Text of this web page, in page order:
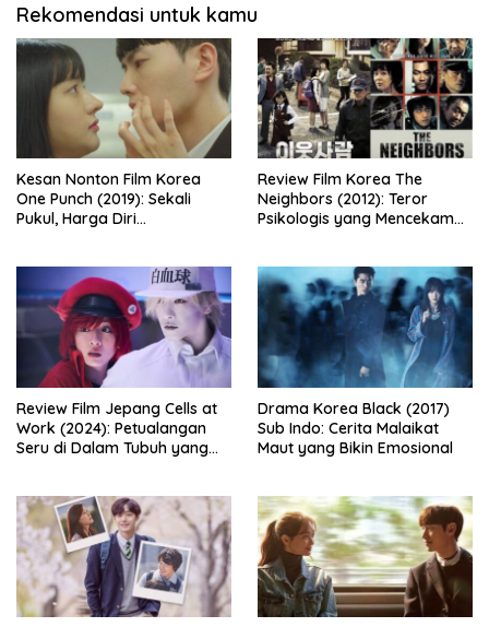
Rekomendasi untuk kamu
Kesan Nonton Film Korea
One Punch (2019): Sekali
Pukul, Harga Diri
Review Film Korea The
Neighbors (2012): Teror
Psikologis yang Mencekam
Review Film Jepang Cells at
Work (2024): Petualangan
Seru di Dalam Tubuh yang
Drama Korea Black (2017)
Sub Indo: Cerita Malaikat
Maut yang Bikin Emosional